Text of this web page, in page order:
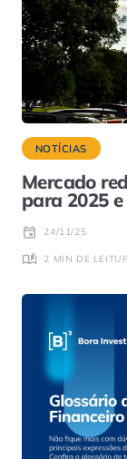
NOTÍCIAS
Mercado
para 2025
24/11/25
2 MIN DE